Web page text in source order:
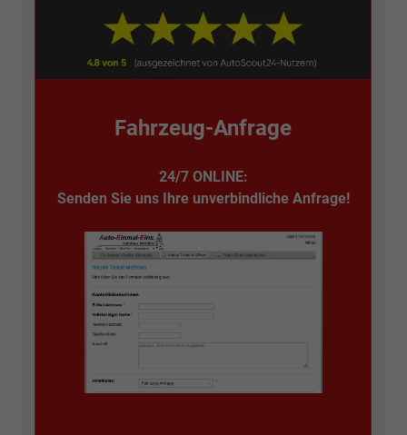
Fahrzeug-Anfrage
24/7 ONLINE:
Senden Sie uns Ihre unverbindliche Anfrage!